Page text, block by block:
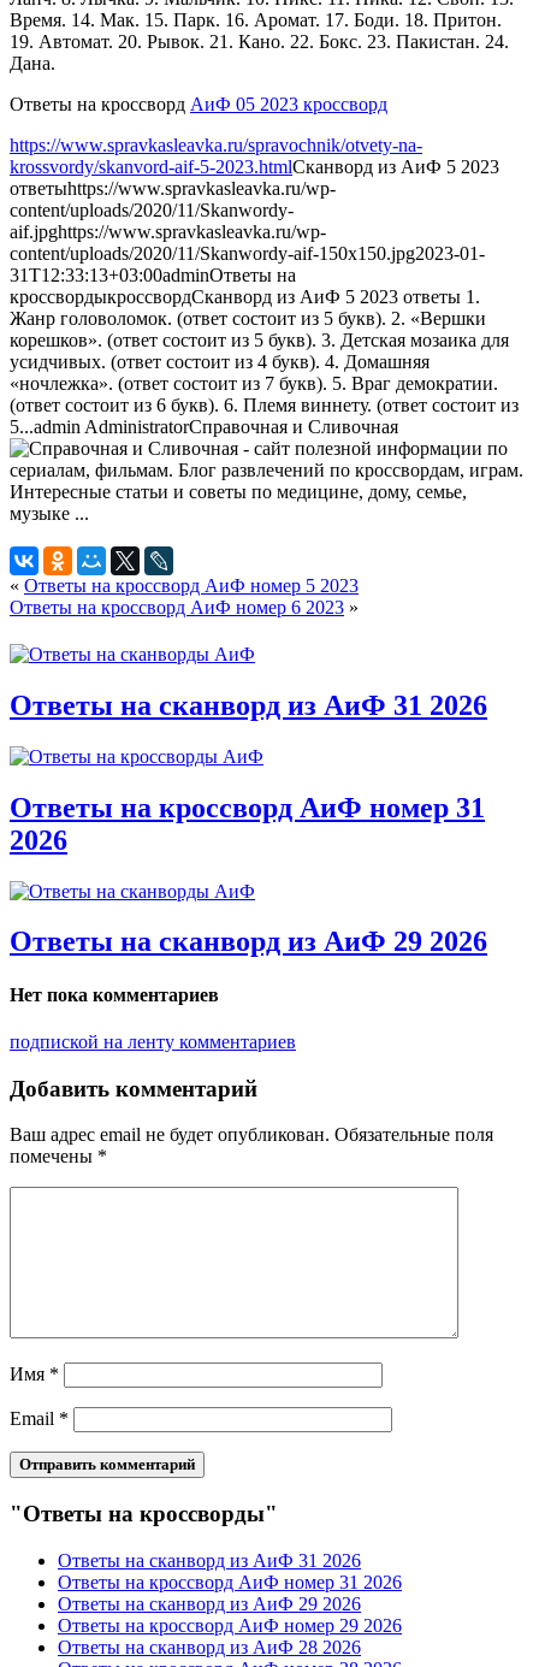
Время. 14. Мак. 15. Парк. 16. Аромат. 17. Боди. 18. Притон.
19. Автомат. 20. Рывок. 21. Кано. 22. Бокс. 23. Пакистан. 24.
Дана.
Ответы на кроссворд АиФ 05 2023 кроссворд
https://www.spravkasleavka.ru/spravochnik/otvety-na-
krossvordy/skanvord-aif-5-2023.htmlСканворд из АиФ 5 2023
ответыhttps://www.spravkasleavka.ru/wp-
content/uploads/2020/11/Skanwordy-
aif.jpghttps://www.spravkasleavka.ru/wp-
content/uploads/2020/11/Skanwordy-aif-150x150.jpg2023-01-
31T12:33:13+03:00adminОтветы на
кроссвордыкроссвордСканворд из АиФ 5 2023 ответы 1.
Жанр головоломок. (ответ состоит из 5 букв). 2. «Вершки
корешков». (ответ состоит из 5 букв). 3. Детская мозаика для
усидчивых. (ответ состоит из 4 букв). 4. Домашняя
«ночлежка». (ответ состоит из 7 букв). 5. Враг демократии.
(ответ состоит из 6 букв). 6. Племя виннету. (ответ состоит из
5...admin AdministratorСправочная и Сливочная
« Ответы на кроссворд АиФ номер 5 2023
Ответы на кроссворд АиФ номер 6 2023 »
Ответы на сканворд из АиФ 31 2026
Ответы на кроссворд АиФ номер 31
2026
Ответы на сканворд из АиФ 29 2026
Нет пока комментариев
подпиской на ленту комментариев
Добавить комментарий
Ваш адрес email не будет опубликован. Обязательные поля
помечены *
Имя *
Email *
"Ответы на кроссворды"
Ответы на сканворд из АиФ 31 2026
Ответы на кроссворд АиФ номер 31 2026
Ответы на сканворд из АиФ 29 2026
Ответы на кроссворд АиФ номер 29 2026
Ответы на сканворд из АиФ 28 2026